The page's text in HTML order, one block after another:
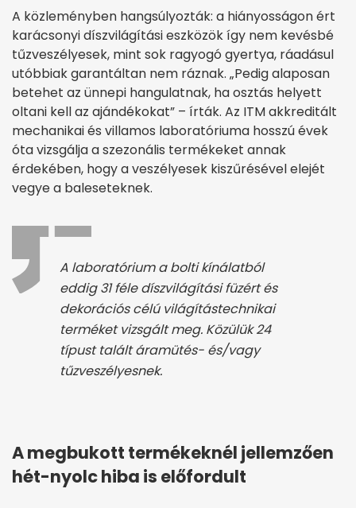
A közleményben hangsúlyozták: a hiányosságon ért
karácsonyi díszvilágítási eszközök így nem kevésbé
tűzveszélyesek, mint sok ragyogó gyertya, ráadásul
utóbbiak garantáltan nem ráznak. „Pedig alaposan
betehet az ünnepi hangulatnak, ha osztás helyett
oltani kell az ajándékokat” – írták. Az ITM akkreditált
mechanikai és villamos laboratóriuma hosszú évek
óta vizsgálja a szezonális termékeket annak
érdekében, hogy a veszélyesek kiszűrésével elejét
vegye a baleseteknek.
A laboratórium a bolti kínálatból
eddig 31 féle díszvilágítási füzért és
dekorációs célú világítástechnikai
terméket vizsgált meg. Közülük 24
típust talált áramütés- és/vagy
tűzveszélyesnek.
A megbukott termékeknél jellemzően
hét-nyolc hiba is előfordult